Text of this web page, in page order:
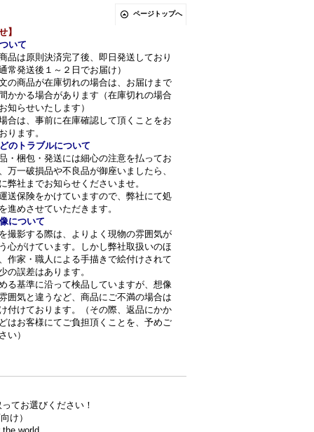
ページトップへ
】
いて
品は原則決済完了後、即日発送しており
常発送後１～２日でお届け）
の商品が在庫切れの場合は、お届けまで
かかる場合があります（在庫切れの場合
知らせいたします）
合は、事前に在庫確認して頂くことをお
ります。
のトラブルについて
・梱包・発送には細心の注意を払ってお
万一破損品や不良品が御座いましたら、
弊社までお知らせくださいませ。
送保険をかけていますので、弊社にて処
進めさせていただきます。
について
撮影する際は、よりよく現物の雰囲気が
心がけています。しかし弊社取扱いのほ
作家・職人による手描きで絵付けされて
の誤差はあります。
る基準に沿って検品していますが、想像
囲気と違うなど、商品にご不満の場合は
付けております。（その際、返品にかか
はお客様にてご負担頂くことを、予めご
い）
てお選びください！
向け）